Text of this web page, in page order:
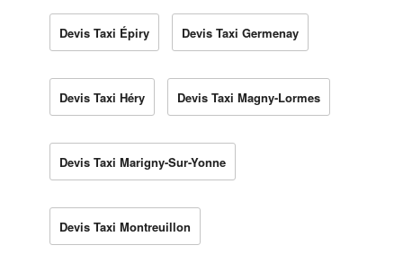
Devis Taxi Épiry Devis Taxi Germenay
Devis Taxi Héry Devis Taxi Magny-Lormes
Devis Taxi Marigny-Sur-Yonne
Devis Taxi Montreuillon